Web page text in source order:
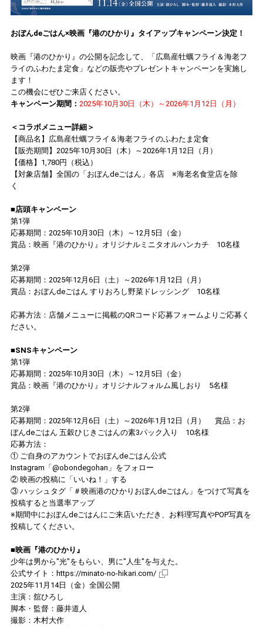
おぼんdeごはん×映画『港のひかり』タイアップキャンペーン決定！
映画『港のひかり』の公開を記念して、「広島産牡蠣フライ＆海老フ
ライのふわたま定食」などの販売やプレゼントキャンペーンを実施し
ます！
この機会にぜひご来店ください。
キャンペーン期間： 2025年10月30日（木）～2026年1月12日（月）
＜コラボメニュー詳細＞
【商品名】広島産牡蠣フライ＆海老フライのふわたま定食
【販売期間】2025年10月30日（木）～2026年1月12日（月）
【価格】1,780円（税込）
【対象店舗】全国の「おぼんdeごはん」各店 ※海老名食堂店を除
く
■店頭キャンペーン
第1弾
応募期間：2025年10月30日（木）～12月5日（金）
賞品：映画『港のひかり』オリジナルミニタオルハンカチ 10名様
第2弾
応募期間：2025年12月6日（土）～2026年1月12日（月）
賞品：おぼんdeごはん すりおろし野菜ドレッシング 10名様
応募方法：店舗メニューに掲載のQRコード応募フォームよりご応募く
ださい。
■SNSキャンペーン
第1弾
応募期間：2025年10月30日（木）～12月5日（金）
賞品：映画『港のひかり』オリジナルフォルム風しおり 5名様
第2弾
応募期間：2025年12月6日（土）～2026年1月12日（月） 賞品：お
ぼんdeごはん 五穀ひじきごはんの素3パック入り 10名様
応募方法：
① ご自身のアカウントでおぼんdeごはん公式
Instagram「@obondegohan」をフォロー
② 映画の投稿に「いいね！」する
③ ハッシュタグ「＃映画港のひかりおぼんdeごはん」をつけて写真を
投稿すると当選率アップ
※期間中におぼんdeごはんにご来店いただき、お料理写真やPOP写真を
投稿してください。
■映画『港のひかり』
少年は男から"光"をもらい、男に"人生"を与えた。
公式サイト： https://minato-no-hikari.com/
2025年11月14日（金）全国公開
主演：舘ひろし
脚本・監督：藤井道人
撮影：木村大作